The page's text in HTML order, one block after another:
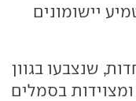
יישומונים
שנצבעו בגוון
בסמלים